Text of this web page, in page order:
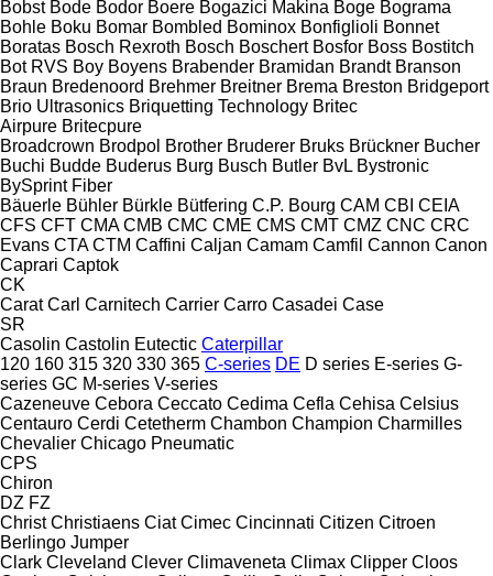
Bobst Bode Bodor Boere Bogazici Makina Boge Bograma
Bohle Boku Bomar Bombled Bominox Bonfiglioli Bonnet
Boratas Bosch Rexroth Bosch Boschert Bosfor Boss Bostitch
Bot RVS Boy Boyens Brabender Bramidan Brandt Branson
Braun Bredenoord Brehmer Breitner Brema Breston Bridgeport
Brio Ultrasonics Briquetting Technology Britec
Airpure Britecpure
Broadcrown Brodpol Brother Bruderer Bruks Brückner Bucher
Buchi Budde Buderus Burg Busch Butler BvL Bystronic
BySprint Fiber
Bäuerle Bühler Bürkle Bütfering C.P. Bourg CAM CBI CEIA
CFS CFT CMA CMB CMC CME CMS CMT CMZ CNC CRC
Evans CTA CTM Caffini Caljan Camam Camfil Cannon Canon
Caprari Captok
CK
Carat Carl Carnitech Carrier Carro Casadei Case
SR
Casolin Castolin Eutectic Caterpillar
120 160 315 320 330 365 C-series DE D series E-series G-
series GC M-series V-series
Cazeneuve Cebora Ceccato Cedima Cefla Cehisa Celsius
Centauro Cerdi Cetetherm Chambon Champion Charmilles
Chevalier Chicago Pneumatic
CPS
Chiron
DZ FZ
Christ Christiaens Ciat Cimec Cincinnati Citizen Citroen
Berlingo Jumper
Clark Cleveland Clever Climaveneta Climax Clipper Cloos